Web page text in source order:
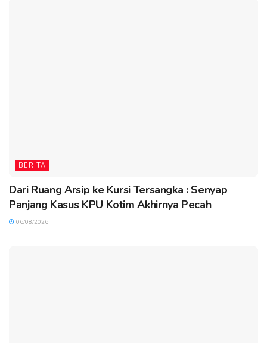
BERITA
Dari Ruang Arsip ke Kursi Tersangka : Senyap
Panjang Kasus KPU Kotim Akhirnya Pecah
06/08/2026